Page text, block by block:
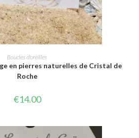
AU PANIER
Boucles d'oreilles
en pierres naturelles de Cristal de
Roche
€14.00